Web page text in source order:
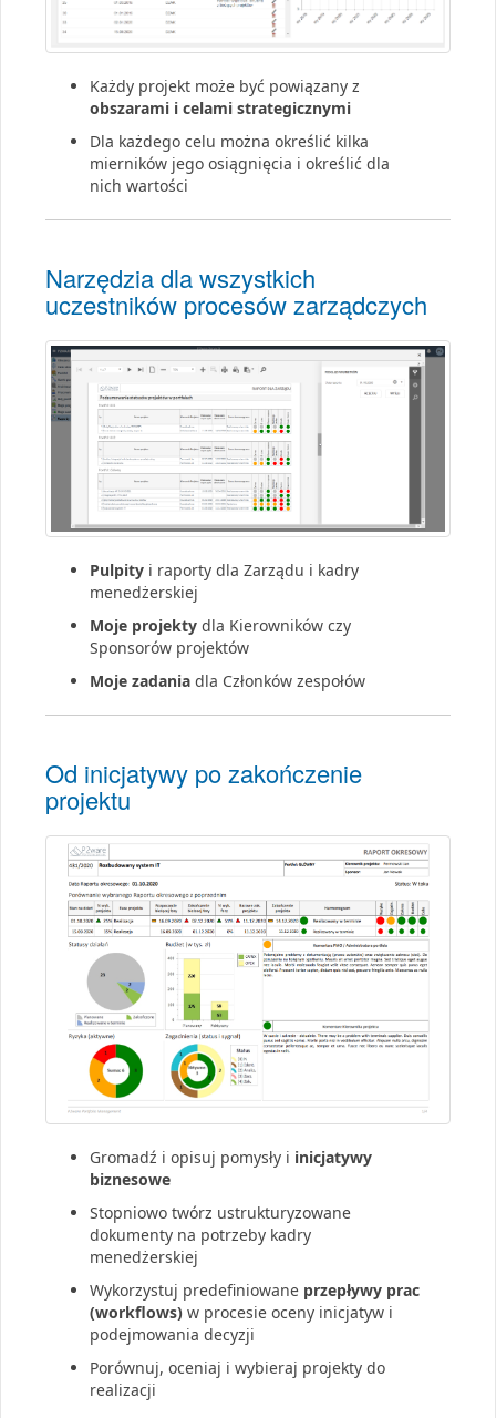
Każdy projekt może być powiązany z
obszarami i celami strategicznymi
Dla każdego celu można określić kilka
mierników jego osiągnięcia i określić dla
nich wartości
Narzędzia dla wszystkich
uczestników procesów zarządczych
Pulpity i raporty dla Zarządu i kadry
menedżerskiej
Moje projekty dla Kierowników czy
Sponsorów projektów
Moje zadania dla Członków zespołów
Od inicjatywy po zakończenie
projektu
Gromadź i opisuj pomysły i inicjatywy
biznesowe
Stopniowo twórz ustrukturyzowane
dokumenty na potrzeby kadry
menedżerskiej
Wykorzystuj predefiniowane przepływy prac
(workflows) w procesie oceny inicjatyw i
podejmowania decyzji
Porównuj, oceniaj i wybieraj projekty do
realizacji